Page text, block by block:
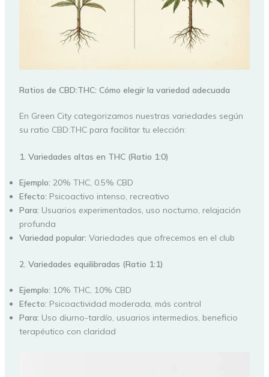
Ratios de CBD:THC: Cómo elegir la variedad adecuada
En Green City categorizamos nuestras variedades según
su ratio CBD:THC para facilitar tu elección:
1. Variedades altas en THC (Ratio 1:0)
Ejemplo: 20% THC, 0.5% CBD
Efecto: Psicoactivo intenso, recreativo
Para: Usuarios experimentados, uso nocturno, relajación
profunda
Variedad popular: Variedades que ofrecemos en el club
2. Variedades equilibradas (Ratio 1:1)
Ejemplo: 10% THC, 10% CBD
Efecto: Psicoactividad moderada, más control
Para: Uso diurno-tardío, usuarios intermedios, beneficio
terapéutico con claridad